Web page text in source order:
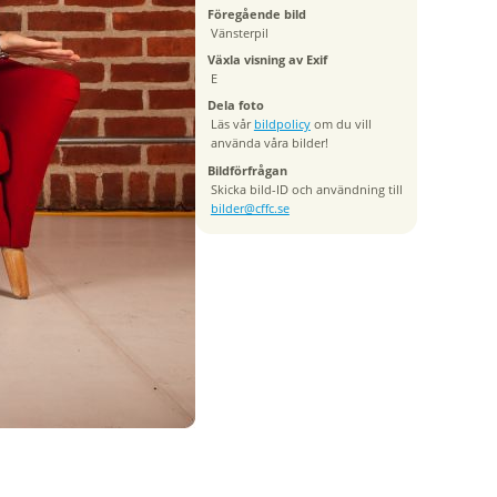
Föregående bild
Vänsterpil
Växla visning av Exif
E
Dela foto
Läs vår bildpolicyom du vill
använda våra bilder!
Bildförfrågan
Skicka bild-ID och användning till
bilder@cffc.se